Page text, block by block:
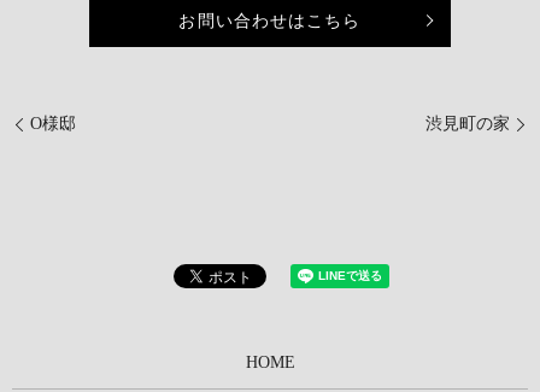
お問い合わせはこちら
O様邸 渋見町の家
HOME